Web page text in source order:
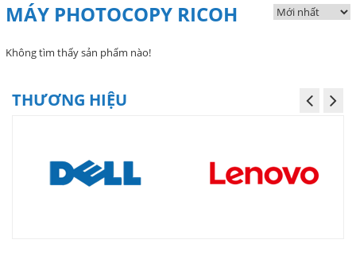
MÁY PHOTOCOPY RICOH
Không tìm thấy sản phẩm nào!
THƯƠNG HIỆU